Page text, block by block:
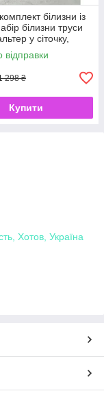
білизни із
білизни труси
у сіточку,
спідньої
червоний
відправки
298 ₴
Купити
Хотов, Україна